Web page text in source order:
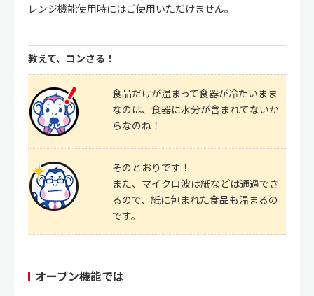
レンジ機能使用時にはご使用いただけません。
教えて、コンさる！
食品だけが温まって食器が冷たいまま
なのは、食器に水分が含まれてないか
らなのね！
そのとおりです！
また、マイクロ波は紙などは通過でき
るので、紙に包まれた食品も温まるの
です。
オーブン機能では